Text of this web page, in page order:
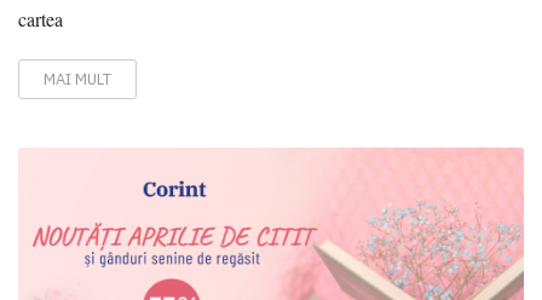
cartea
MAI MULT